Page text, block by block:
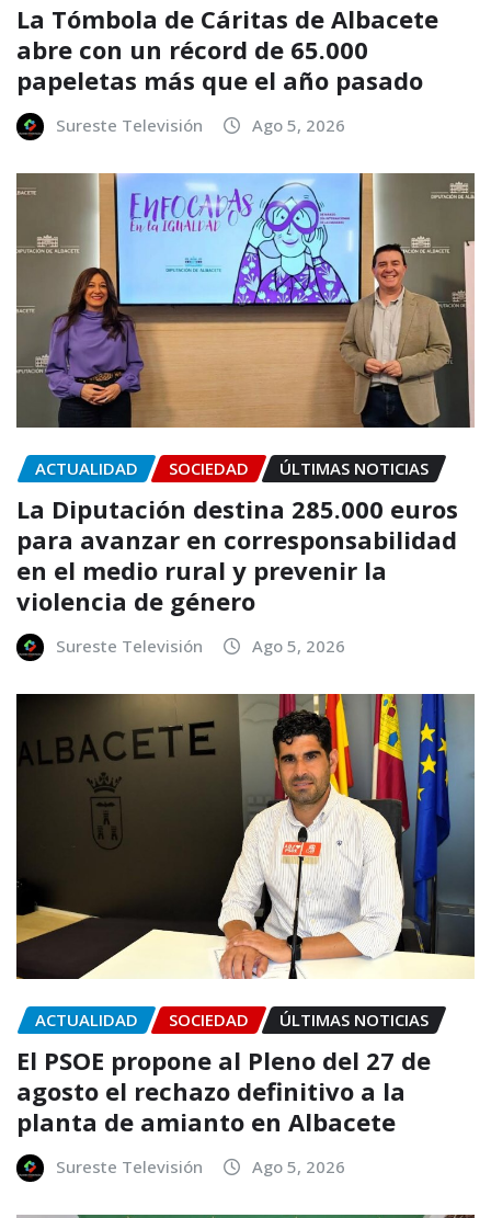
La Tómbola de Cáritas de Albacete
abre con un récord de 65.000
papeletas más que el año pasado
Sureste Televisión Ago 5, 2026
ACTUALIDAD SOCIEDAD ÚLTIMAS NOTICIAS
La Diputación destina 285.000 euros
para avanzar en corresponsabilidad
en el medio rural y prevenir la
violencia de género
Sureste Televisión Ago 5, 2026
ACTUALIDAD SOCIEDAD ÚLTIMAS NOTICIAS
El PSOE propone al Pleno del 27 de
agosto el rechazo definitivo a la
planta de amianto en Albacete
Sureste Televisión Ago 5, 2026